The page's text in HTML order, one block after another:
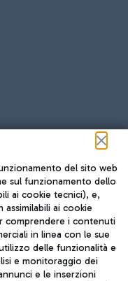
della vicinanza
spostarsi
Fiumicino da Roma
del sito web
sul funzionamento dello
ai cookie tecnici), e,
ai cookie
comprendere i contenuti
in linea con le sue
delle funzionalità e
e monitoraggio dei
e le inserzioni